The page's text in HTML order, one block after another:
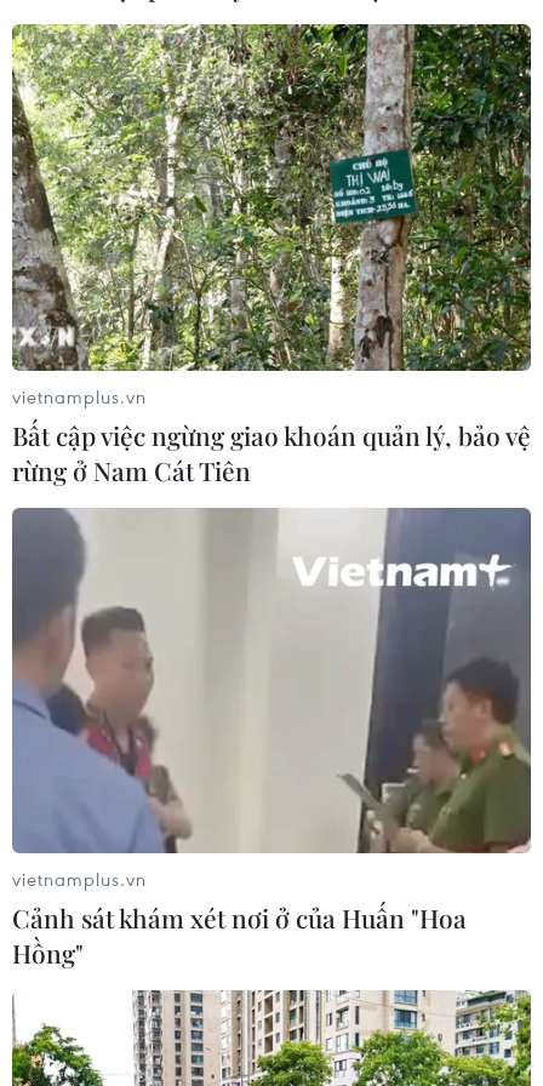
06/08/2026 02:50
Thời tiết ngày 6/8: Bão số 3 đã di
chuyển ra ngoài Biển Đông
05/08/2026 23:15
Chủ động ứng phó với biến đổi khí
hậu trong thời kỳ mới
05/08/2026 14:57
Gần 40 điểm bị sạt lở đất do mưa lớn
tại Lào Cai
05/08/2026 14:56
Bão số 3 gây gió mạnh, sóng cao trên
vùng biển phía Đông Nam
05/08/2026 14:55
Thả kỳ đà hoa về rừng đặc dụng
vườn chim Bạc Liêu
Đẩy nhanh tiến độ Nhà máy điện rác
ở Thanh Hóa trước áp lực xử lý rác
thải
05/08/2026 13:30
vietnamplus.vn
Bất cập việc ngừng giao khoán quản lý, bảo vệ
rừng ở Nam Cát Tiên
vietnamplus.vn
Cảnh sát khám xét nơi ở của Huấn "Hoa
Hồng"